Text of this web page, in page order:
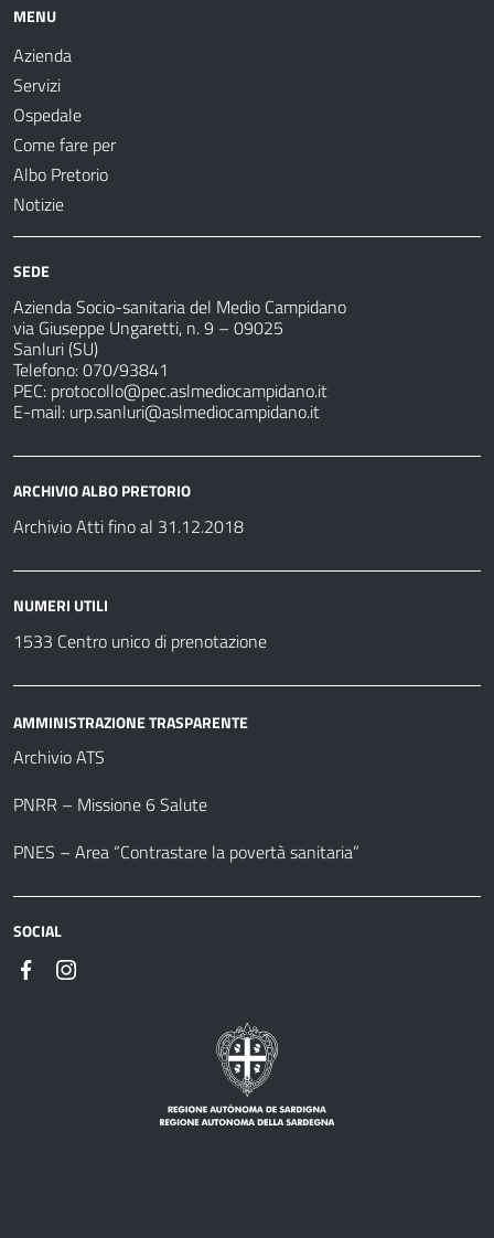
MENU
Azienda
Servizi
Ospedale
Come fare per
Albo Pretorio
Notizie
SEDE
Azienda Socio-sanitaria del Medio Campidano
via Giuseppe Ungaretti, n. 9 – 09025
Sanluri (SU)
Telefono: 070/93841
PEC: protocollo@pec.aslmediocampidano.it
E-mail: urp.sanluri@aslmediocampidano.it
ARCHIVIO ALBO PRETORIO
Archivio Atti fino al 31.12.2018
NUMERI UTILI
1533 Centro unico di prenotazione
AMMINISTRAZIONE TRASPARENTE
Archivio ATS
PNRR – Missione 6 Salute
PNES – Area “Contrastare la povertà sanitaria”
SOCIAL